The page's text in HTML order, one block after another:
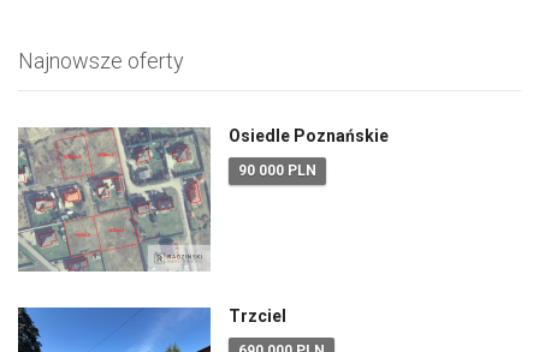
Najnowsze oferty
Osiedle Poznańskie
90 000 PLN
Trzciel